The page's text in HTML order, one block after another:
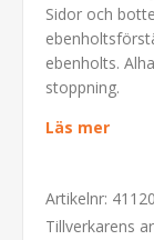
Sidor och
ebenholts.
stoppning.
Läs mer
Artikelnr:
Tillverkarens